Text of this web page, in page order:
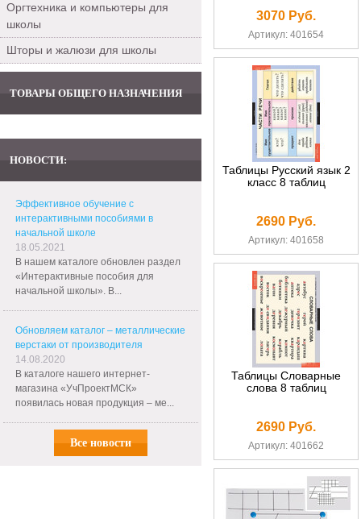
Оргтехника и компьютеры для
школы
Шторы и жалюзи для школы
ТОВАРЫ ОБЩЕГО НАЗНАЧЕНИЯ
НОВОСТИ:
Эффективное обучение с
интерактивными пособиями в
начальной школе
18.05.2021
В нашем каталоге обновлен раздел
«Интерактивные пособия для
начальной школы». В...
Обновляем каталог – металлические
верстаки от производителя
14.08.2020
В каталоге нашего интернет-
магазина «УчПроектМСК»
появилась новая продукция – ме...
Все новости
3070 Руб.
Артикул: 401654
Таблицы Русский язык 2
класс 8 таблиц
2690 Руб.
Артикул: 401658
Таблицы Словарные
слова 8 таблиц
2690 Руб.
Артикул: 401662